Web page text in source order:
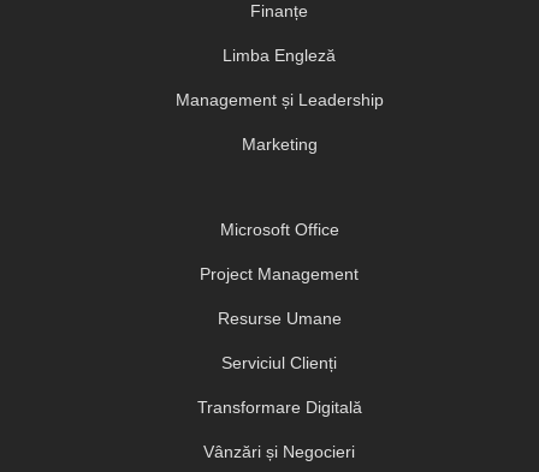
Finanțe
Limba Engleză
Management și Leadership
Marketing
Microsoft Office
Project Management
Resurse Umane
Serviciul Clienți
Transformare Digitală
Vânzări și Negocieri